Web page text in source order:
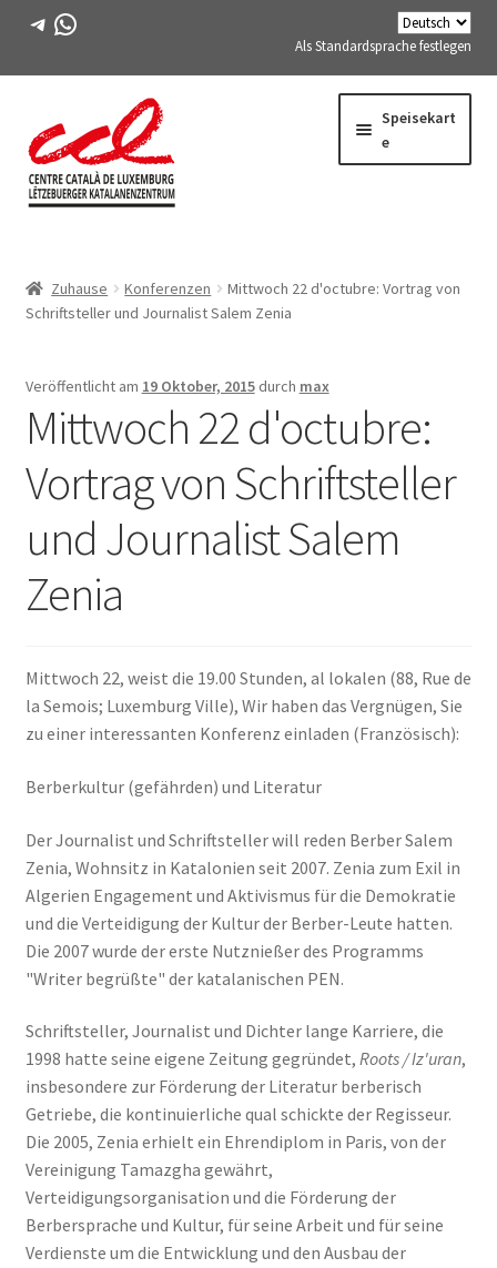
Telegramm
WhatsApp
Als Standardsprache festlegen
zur
Navigation
Inhalt
springen
Speisekart
e
menu
AKTIVITÄTEN
Expand
FES-TE-MITGLIEDER
BUCH
ANMELDEN
Zuhause Konferenzen
Mittwoch 22 d'octubre: Vortrag von
Schriftsteller und Journalist Salem Zenia
Veröffentlicht am 19 Oktober, 2015 durch max
Mittwoch 22 d'octubre:
Vortrag von Schriftsteller
und Journalist Salem
Zenia
Mittwoch 22, weist die 19.00 Stunden, al lokalen (88, Rue de
la Semois; Luxemburg Ville), Wir haben das Vergnügen, Sie
zu einer interessanten Konferenz einladen (Französisch):
Berberkultur (gefährden) und Literatur
Der Journalist und Schriftsteller will reden Berber Salem
Zenia, Wohnsitz in Katalonien seit 2007. Zenia zum Exil in
Algerien Engagement und Aktivismus für die Demokratie
und die Verteidigung der Kultur der Berber-Leute hatten.
Die 2007 wurde der erste Nutznießer des Programms
"Writer begrüßte" der katalanischen PEN.
Schriftsteller, Journalist und Dichter lange Karriere, die
1998 hatte seine eigene Zeitung gegründet, Roots / Iz'uran,
insbesondere zur Förderung der Literatur berberisch
Getriebe, die kontinuierliche qual schickte der Regisseur.
Die 2005, Zenia erhielt ein Ehrendiplom in Paris, von der
Vereinigung Tamazgha gewährt,
Verteidigungsorganisation und die Förderung der
Berbersprache und Kultur, für seine Arbeit und für seine
Verdienste um die Entwicklung und den Ausbau der